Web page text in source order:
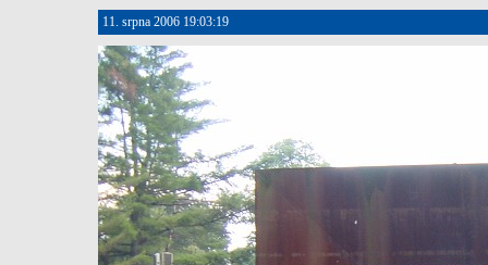
11. srpna 2006 19:03:19